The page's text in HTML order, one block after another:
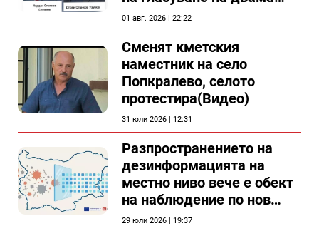
съветници в Силистра?
01 авг. 2026 | 22:22
Сменят кметския
наместник на село
Попкралево, селото
протестира(Видео)
31 юли 2026 | 12:31
Разпространението на
дезинформацията на
местно ниво вече е обект
на наблюдение по нов
проект
29 юли 2026 | 19:37